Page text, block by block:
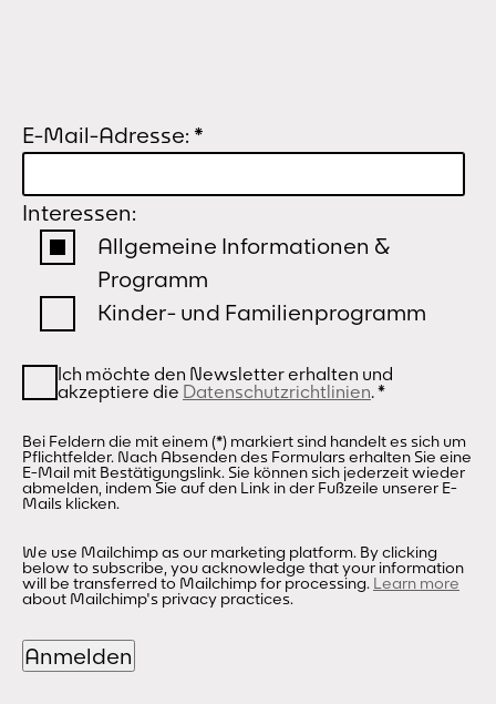
E-Mail-Adresse: *
Interessen:
Allgemeine Informationen &
Programm
Kinder- und Familienprogramm
Ich möchte den Newsletter erhalten und
akzeptiere die Datenschutzrichtlinien.*
Bei Feldern die mit einem (*) markiert sind handelt es sich um
Pflichtfelder. Nach Absenden des Formulars erhalten Sie eine
E-Mail mit Bestätigungslink. Sie können sich jederzeit wieder
abmelden, indem Sie auf den Link in der Fußzeile unserer E-
Mails klicken.
We use Mailchimp as our marketing platform. By clicking
below to subscribe, you acknowledge that your information
will be transferred to Mailchimp for processing. Learn more
about Mailchimp's privacy practices.